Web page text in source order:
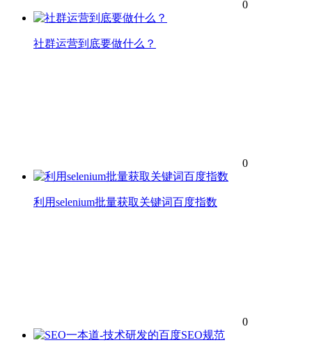
0
社群运营到底要做什么？
0
利用selenium批量获取关键词百度指数
0